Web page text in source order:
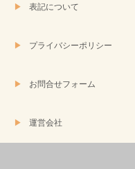
表記について
プライバシーポリシー
お問合せフォーム
運営会社